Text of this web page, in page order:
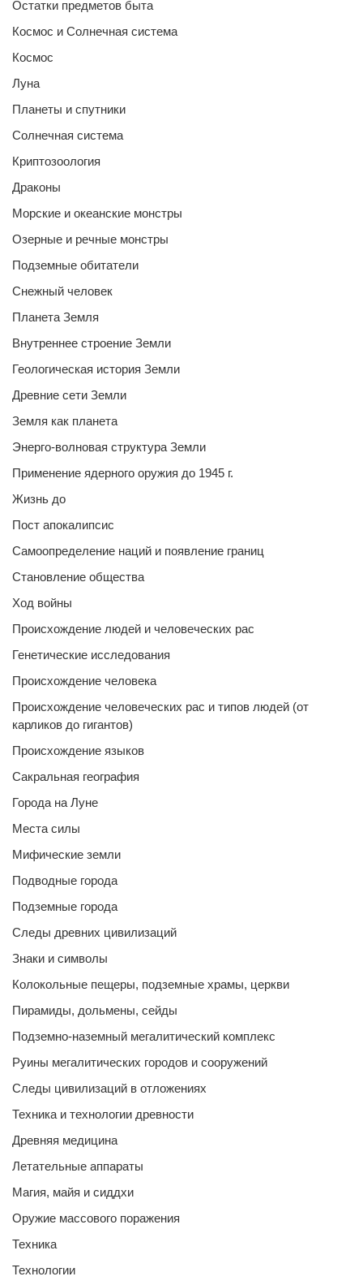
Остатки предметов быта
Космос и Солнечная система
Космос
Луна
Планеты и спутники
Солнечная система
Криптозоология
Драконы
Морские и океанские монстры
Озерные и речные монстры
Подземные обитатели
Снежный человек
Планета Земля
Внутреннее строение Земли
Геологическая история Земли
Древние сети Земли
Земля как планета
Энерго-волновая структура Земли
Применение ядерного оружия до 1945 г.
Жизнь до
Пост апокалипсис
Самоопределение наций и появление границ
Становление общества
Ход войны
Происхождение людей и человеческих рас
Генетические исследования
Происхождение человека
Происхождение человеческих рас и типов людей (от
карликов до гигантов)
Происхождение языков
Сакральная география
Города на Луне
Места силы
Мифические земли
Подводные города
Подземные города
Следы древних цивилизаций
Знаки и символы
Колокольные пещеры, подземные храмы, церкви
Пирамиды, дольмены, сейды
Подземно-наземный мегалитический комплекс
Руины мегалитических городов и сооружений
Следы цивилизаций в отложениях
Техника и технологии древности
Древняя медицина
Летательные аппараты
Магия, майя и сиддхи
Оружие массового поражения
Техника
Технологии